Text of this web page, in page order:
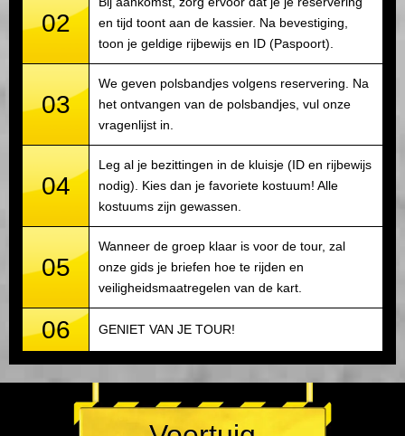
02
en tijd toont aan de kassier. Na bevestiging,
toon je geldige rijbewijs en ID (Paspoort).
03
We geven polsbandjes volgens reservering. Na
het ontvangen van de polsbandjes, vul onze
vragenlijst in.
04
Leg al je bezittingen in de kluisje (ID en rijbewijs
nodig). Kies dan je favoriete kostuum! Alle
kostuums zijn gewassen.
05
Wanneer de groep klaar is voor de tour, zal
onze gids je briefen hoe te rijden en
veiligheidsmaatregelen van de kart.
06 GENIET VAN JE TOUR!